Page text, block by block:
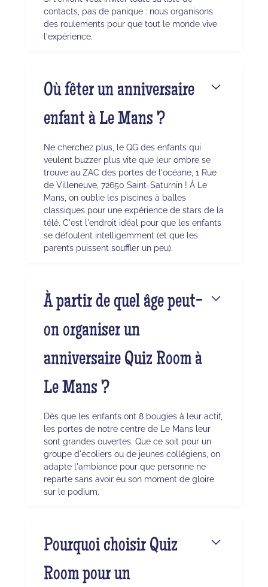
contacts, pas de panique : nous organisons
des roulements pour que tout le monde vive
l'expérience.
Où fêter un anniversaire
enfant à Le Mans ?
Ne cherchez plus, le QG des enfants qui
veulent buzzer plus vite que leur ombre se
trouve au ZAC des portes de l'océane, 1 Rue
de Villeneuve, 72650 Saint-Saturnin ! À Le
Mans, on oublie les piscines à balles
classiques pour une expérience de stars de la
télé. C'est l'endroit idéal pour que les enfants
se défoulent intelligemment (et que les
parents puissent souffler un peu).
À partir de quel âge peut-
on organiser un
anniversaire Quiz Room à
Le Mans ?
Dès que les enfants ont 8 bougies à leur actif,
les portes de notre centre de Le Mans leur
sont grandes ouvertes. Que ce soit pour un
groupe d'écoliers ou de jeunes collégiens, on
adapte l'ambiance pour que personne ne
reparte sans avoir eu son moment de gloire
sur le podium.
Pourquoi choisir Quiz
Room pour un